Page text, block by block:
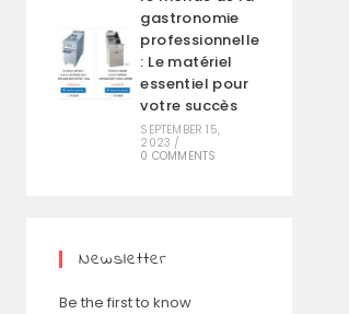
gastronomie
professionnelle
: Le matériel
essentiel pour
votre succès
SEPTEMBER 15,
2023 /
0 COMMENTS
Newsletter
Be the first to know